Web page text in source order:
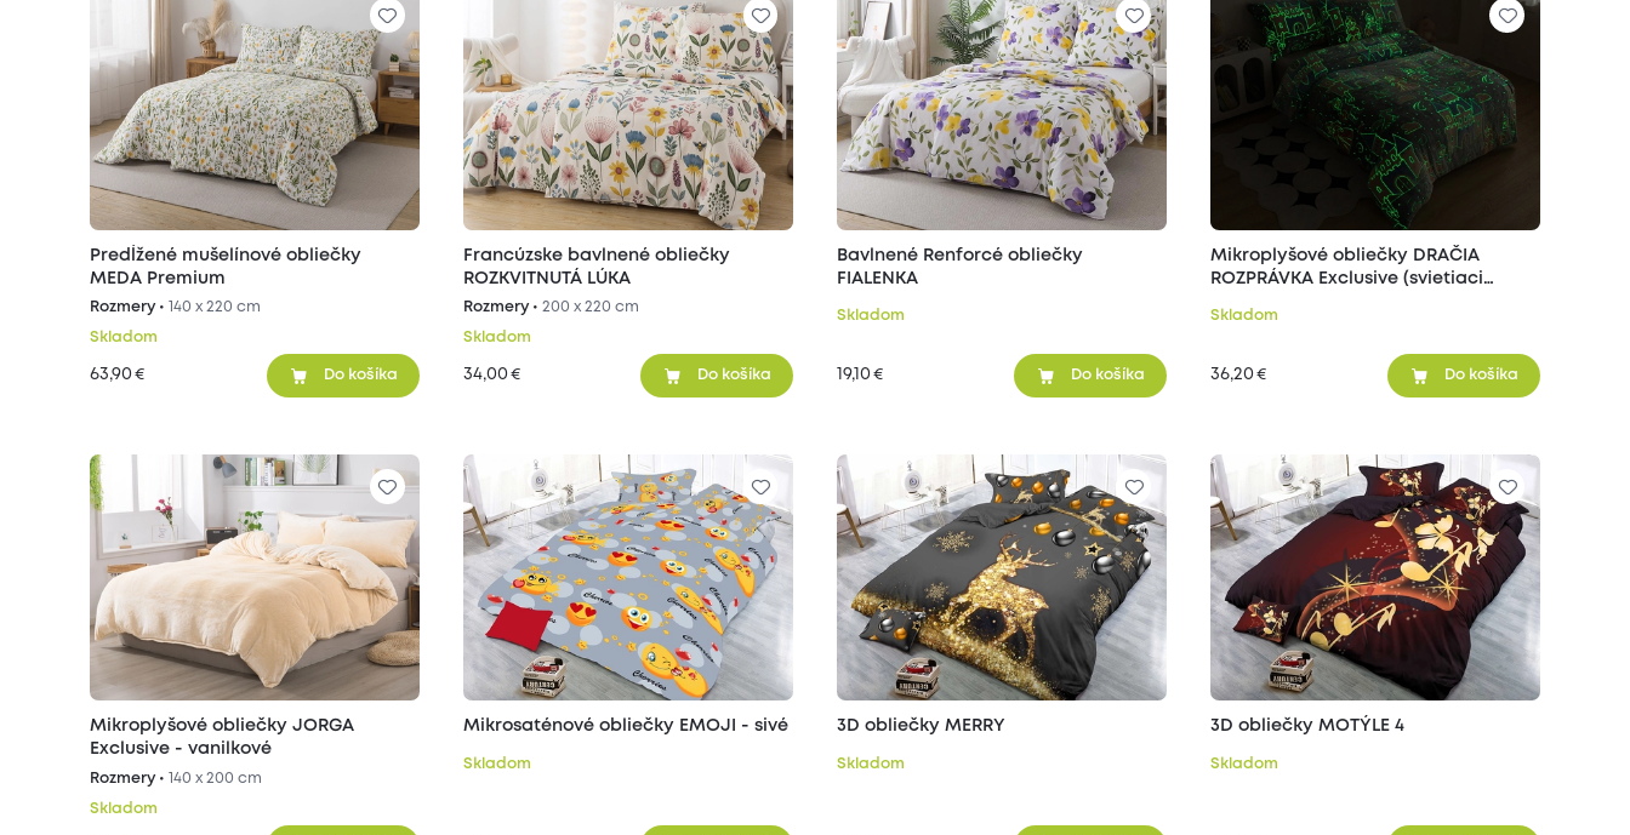
Predĺžené mušelínové obliečky
MEDA Premium
Rozmery • 140 x 220 cm
Skladom
63,90 € Do košíka
Francúzske bavlnené obliečky
ROZKVITNUTÁ LÚKA
Rozmery •200 x 220 cm
Skladom
34,00 € Do košíka
Bavlnené Renforcé obliečky
FIALENKA
Skladom
19,10 € Do košíka
Mikroplyšové obliečky DRAČIA
ROZPRÁVKA Exclusive (svietiaci
Skladom
36,20 € Do košíka
Mikroplyšové obliečky JORGA
Exclusive - vanilkové
Rozmery • 140 x 200 cm
Skladom
Mikrosaténové obliečky EMOJI - sivé
Skladom
3D obliečky MERRY
Skladom
3D obliečky MOTÝLE 4
Skladom